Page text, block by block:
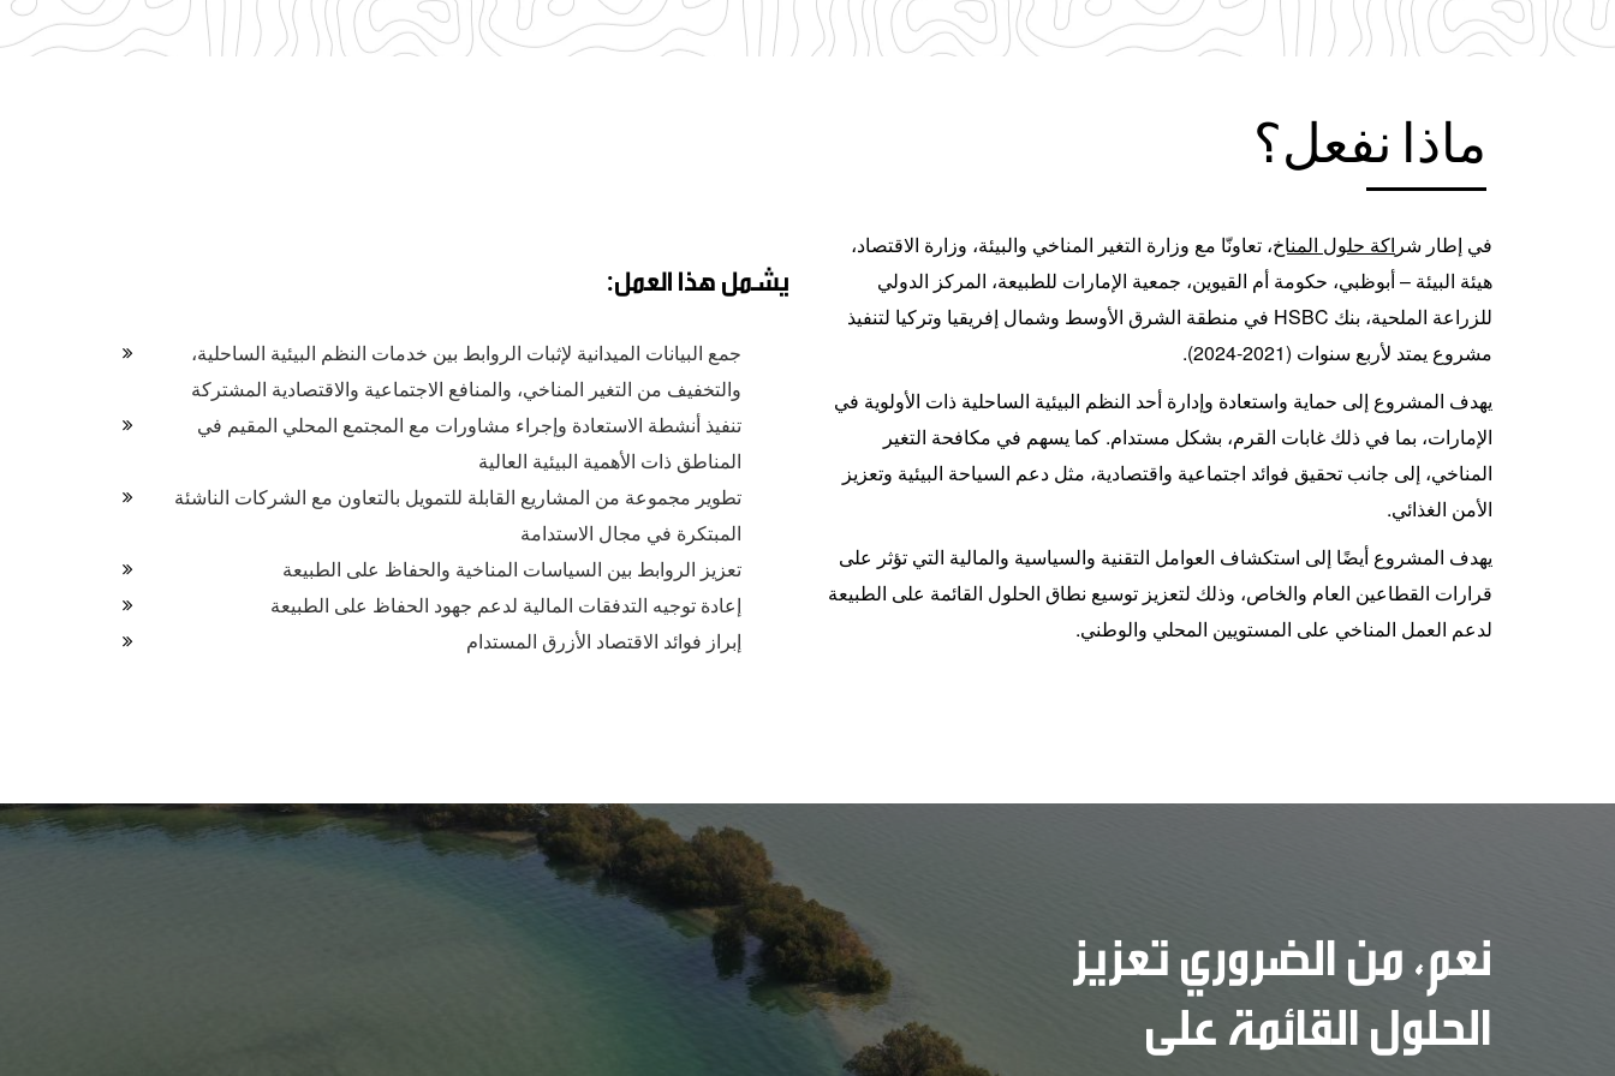
ماذا نفعل؟
في إطار شر اكة حلول المناخ، تعاونّا مع وزارة التغير المناخي والبيئة، وزارة الاقتصاد،
هيئة البيئة – أبوظبي، حكومة أم القيوين، جمعية الإمارات للطبيعة، المركز الدولي
للزراعة الملحية، بنك
في منطقة الشرق الأوسط وشمال إفريقيا وتركيا لتنفيذ
مشروع يمتد لأربع سنوات (2021-2024)
.
يهدف المشروع إلى حماية واستعادة وإدارة أحد النظم البيئية الساحلية ذات الأولوية في
الإمارات، بما في ذلك غابات القرم، بشكل مستدام. كما يسهم في مكافحة التغير
المناخي، إلى جانب تحقيق فوائد اجتماعية واقتصادية، مثل دعم السياحة البيئية وتعزيز
الأمن الغذائي.
يهدف المشروع أيضًا إلى استكشاف العوامل التقنية والسياسية والمالية التي تؤثر على
قرارات القطاعين العام والخاص، وذلك لتعزيز توسيع نطاق الحلول القائمة على الطبيعة
لدعم العمل المناخي على المستويين المحلي والوطني.
يشمل هذا العمل:
جمع البيانات الميدانية لإثبات الروابط بين خدمات النظم البيئية الساحلية،
والتخفيف من التغير المناخي، والمنافع الاجتماعية والاقتصادية المشتركة
تنفيذ أنشطة الاستعادة وإجراء مشاورات مع المجتمع المحلي المقيم في
المناطق ذات الأهمية البيئية العالية
تطوير مجموعة من المشاريع القابلة للتمويل بالتعاون مع الشركات الناشئة
المبتكرة في مجال الاستدامة
تعزيز الروابط بين السياسات المناخية والحفاظ على الطبيعة
إعادة توجيه التدفقات المالية لدعم جهود الحفاظ على الطبيعة
إبراز فوائد الاقتصاد الأزرق المستدام
نعم، من الضروري تعزيز
الحلول القائمة على